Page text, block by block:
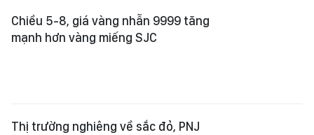
Chiều 5-8, giá vàng nhẫn 9999 tăng
mạnh hơn vàng miếng SJC
Thị trường nghiêng về sắc đỏ, PNJ